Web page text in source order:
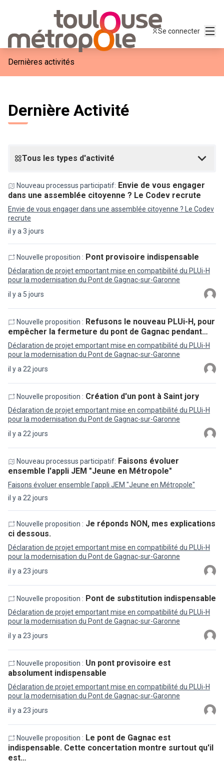
Se connecter
Dernières activités
Dernière Activité
Tous les types d'activité
il y a 3 jours
Nouveau processus participatif: Envie de vous engager
dans une assemblée citoyenne ? Le Codev recrute
Envie de vous engager dans une assemblée citoyenne ? Le Codev
recrute
il y a 5 jours
Nouvelle proposition : Pont provisoire indispensable
Déclaration de projet emportant mise en compatibilité du PLUi-H
pour la modernisation du Pont de Gagnac-sur-Garonne
il y a 22 jours
Nouvelle proposition : Refusons le nouveau PLUi-H, pour
empêcher la fermeture du pont de Gagnac pendant…
Déclaration de projet emportant mise en compatibilité du PLUi-H
pour la modernisation du Pont de Gagnac-sur-Garonne
il y a 22 jours
Nouvelle proposition : Création d'un pont à Saint jory
Déclaration de projet emportant mise en compatibilité du PLUi-H
pour la modernisation du Pont de Gagnac-sur-Garonne
il y a 22 jours
Nouveau processus participatif: Faisons évoluer
ensemble l'appli JEM "Jeune en Métropole"
Faisons évoluer ensemble l'appli JEM "Jeune en Métropole"
il y a 23 jours
Nouvelle proposition : Je réponds NON, mes explications
ci dessous.
Déclaration de projet emportant mise en compatibilité du PLUi-H
pour la modernisation du Pont de Gagnac-sur-Garonne
il y a 23 jours
Nouvelle proposition : Pont de substitution indispensable
Déclaration de projet emportant mise en compatibilité du PLUi-H
pour la modernisation du Pont de Gagnac-sur-Garonne
il y a 23 jours
Nouvelle proposition : Un pont provisoire est
absolument indispensable
Déclaration de projet emportant mise en compatibilité du PLUi-H
pour la modernisation du Pont de Gagnac-sur-Garonne
Nouvelle proposition : Le pont de Gagnac est
indispensable. Cette concertation montre surtout qu'il
est…